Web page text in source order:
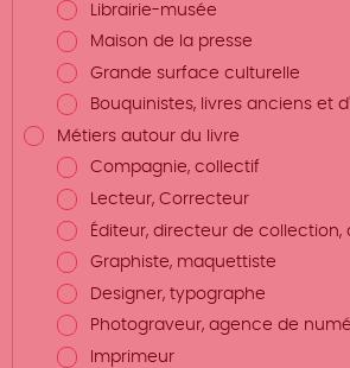
Librairie-musée
Maison de la presse
Grande surface culturelle
Bouquinistes, livres anciens et
Métiers autour du livre
Compagnie, collectif
Lecteur, Correcteur
Éditeur, directeur de collection,
Graphiste, maquettiste
Designer, typographe
Photograveur, agence de
Imprimeur